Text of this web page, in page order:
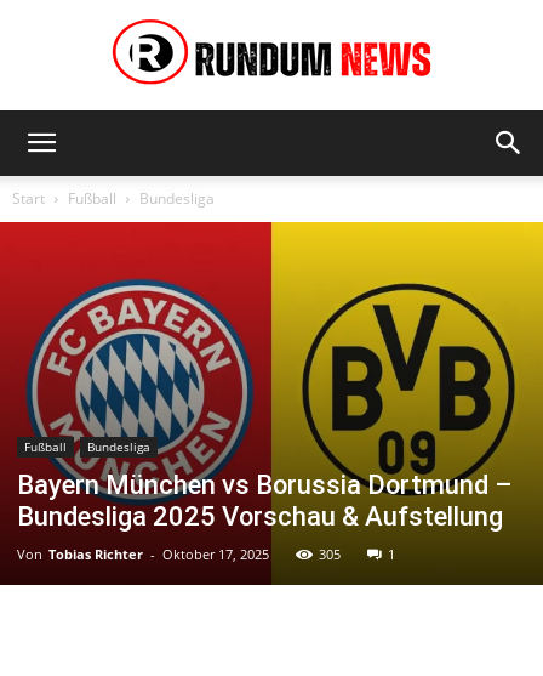
Start Fußball Bundesliga
Fußball Bundesliga
Bayern München vs Borussia Dortmund –
Bundesliga 2025 Vorschau & Aufstellung
Von Tobias Richter - Oktober 17, 2025 305 1